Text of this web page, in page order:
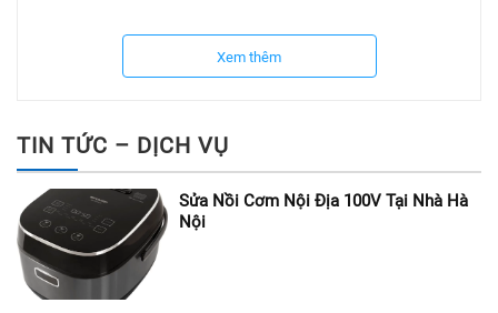
Nếu thiết bị nhà bạn nếu gặp phải bất cứ sự cố nào,
Làm gián đoạn khoảng thời gian thư giãn,
quây quần bên gia đình thì hãy liên lạc ngay với chúng
để được hỗ trợ nhiệt tình.
Trung tâm Điện tử Đức Lợi cam kết sửa chữa các lỗi
trên Tivi như:
Xem thêm
TIN TỨC – DỊCH VỤ
Sửa Nồi Cơm Nội Địa 100V Tại Nhà Hà
Nội